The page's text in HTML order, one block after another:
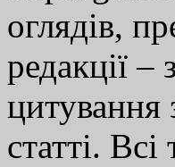
оглядів,
редакції
цитування
статті.